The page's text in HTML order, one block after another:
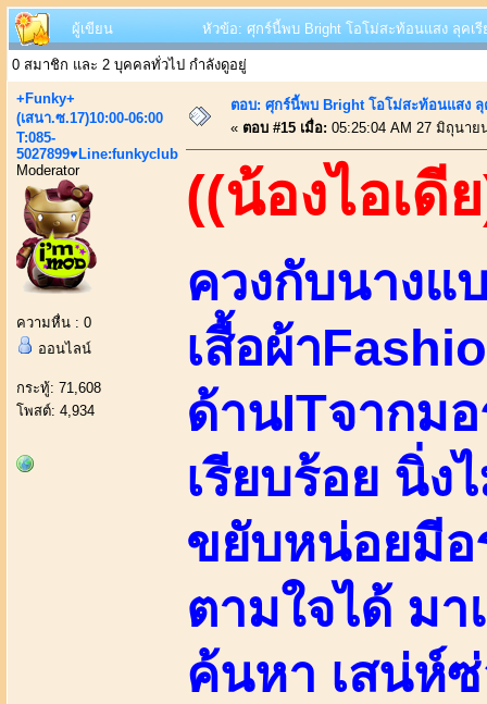
ผู้เขียน หัวข้อ: ศุกร์นี้พบ Bright โอโม่สะท้อนแสง ลุคเ
0 สมาชิก และ 2 บุคคลทั่วไป กำลังดูอยู่
+Funky+
(เสนา.ซ.17)10:00-06:00
T:085-
5027899♥Line:funkyclub
Moderator
ความหื่น : 0
ออนไลน์
กระทู้: 71,608
โพสต์: 4,934
ตอบ: ศุกร์นี้พบ Bright โอโม่สะท้อนแสง
« ตอบ #15 เมื่อ: 05:25:04 AM 27 มิถุนาย
((น้องไอเดี
ควงกับนางแ
เสื้อผ้า
ด้านITจากม
เรียบร้อย นิ่ง
ขยับหน่อยมี
ตามใจได้ ม
ค้นหา เสน่ห์